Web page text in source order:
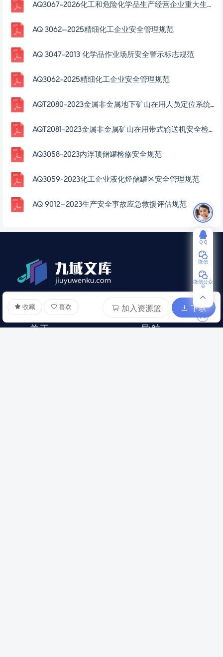
收藏 喜欢 加入资源篮 下载
AQ3067-2026化工和危险化学品生产经营企业重大生产安全事故隐患判定准则
AQ 3062—2025精细化工企业安全管理规范
AQ 3047-2013 化学品作业场所安全警示标志规范
AQ3062-2025精细化工企业安全管理规范
AQT2080-2023金属非金属地下矿山在用人员定位系统安全检测检验规范
AQT2081-2023金属非金属矿山在用带式输送机安全检测检验规范
AQ3058-2023内浮顶储罐检修安全规范
AQ3059-2023化工企业液化烃储罐区安全管理规范
AQ 9012—2023生产安全事故应急救援评估规范
关于 导航
ＱＱ
微信
微信公众
号